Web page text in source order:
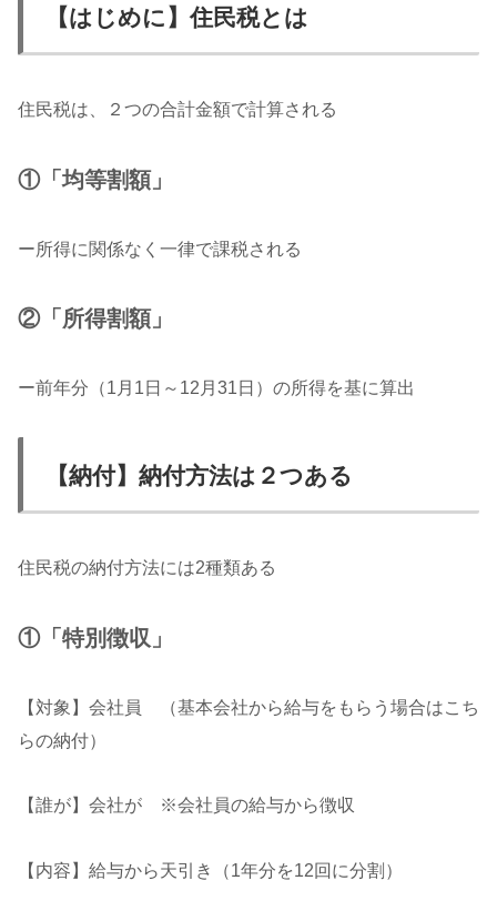
【はじめに】住民税とは
住民税は、２つの合計金額で計算される
①「均等割額」
ー所得に関係なく一律で課税される
②「所得割額」
ー前年分（1月1日～12月31日）の所得を基に算出
【納付】納付方法は２つある
住民税の納付方法には2種類ある
①「特別徴収」
【対象】会社員 （基本会社から給与をもらう場合はこち
らの納付）
【誰が】会社が ※会社員の給与から徴収
【内容】給与から天引き（1年分を12回に分割）